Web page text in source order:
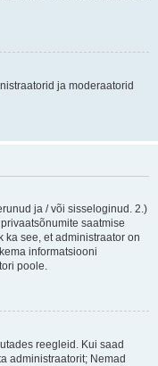
ja moderaatorid
ja / või sisseloginud. 2.)
saatmise
ka see, et administraator on
informatsiooni
poole.
reegleid. Kui saad
administraatorit; Nemad